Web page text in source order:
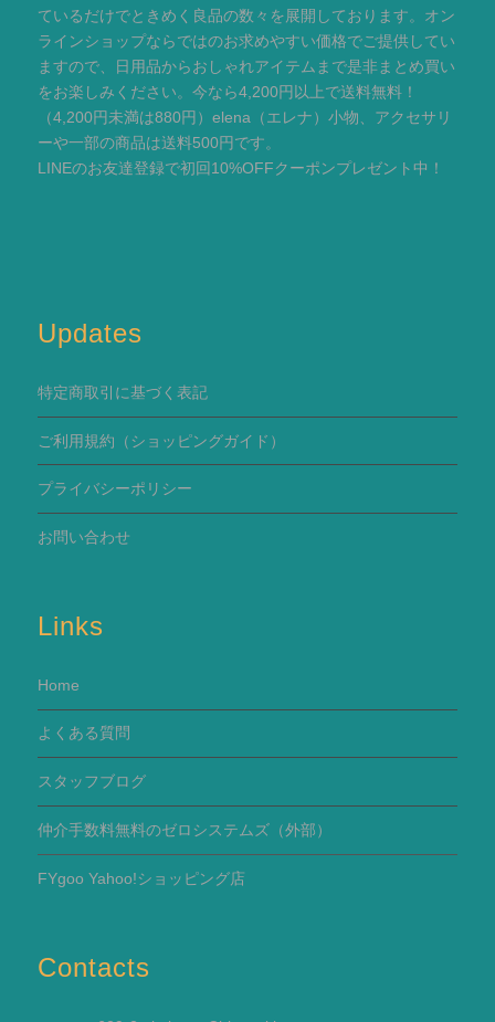
ているだけでときめく良品の数々を展開しております。オン
ラインショップならではのお求めやすい価格でご提供してい
ますので、日用品からおしゃれアイテムまで是非まとめ買い
をお楽しみください。今なら4,200円以上で送料無料！
（4,200円未満は880円）elena（エレナ）小物、アクセサリ
ーや一部の商品は送料500円です。
LINEのお友達登録で初回10%OFFクーポンプレゼント中！
Updates
特定商取引に基づく表記
ご利用規約 （ショッピングガイド）
プライバシーポリシー
お問い合わせ
Links
Home
よくある質問
スタッフブログ
仲介手数料無料のゼロシステムズ（外部）
FYgoo Yahoo!ショッピング店
Contacts